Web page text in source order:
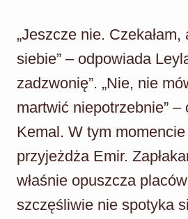
„Jeszcze nie.
siebie” – odpowiada
zadzwonię”. „Nie, nie
martwić niepotrzebnie” –
Kemal. W tym
przyjeżdża Emir.
właśnie opuszcza
szczęśliwie nie spotyka